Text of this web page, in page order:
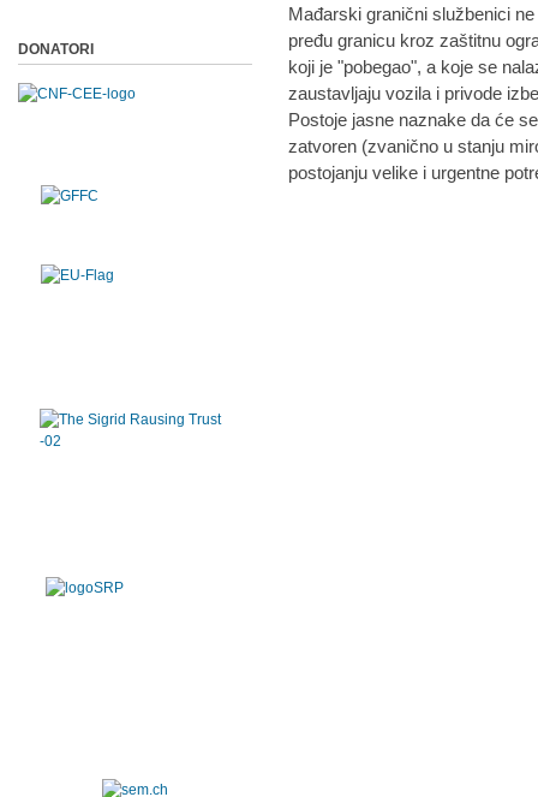
Mađarski granični službenici
pređu granicu kroz zaštitnu
koji je "pobegao", a koje se
zaustavljaju vozila i privode
Postoje jasne naznake da će
zatvoren (zvanično u stanju
postojanju velike i urgentne
DONATORI